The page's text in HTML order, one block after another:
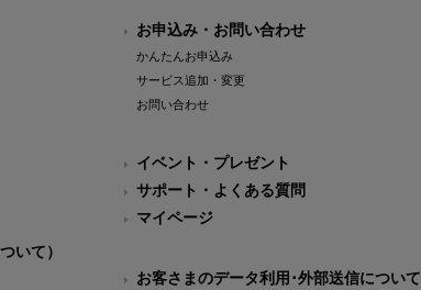
いて）
お申込み・お問い合わせ
かんたんお申込み
サービス追加・変更
お問い合わせ
イベント・プレゼント
サポート・よくある質問
マイページ
お客さまのデータ利用･外部送信について